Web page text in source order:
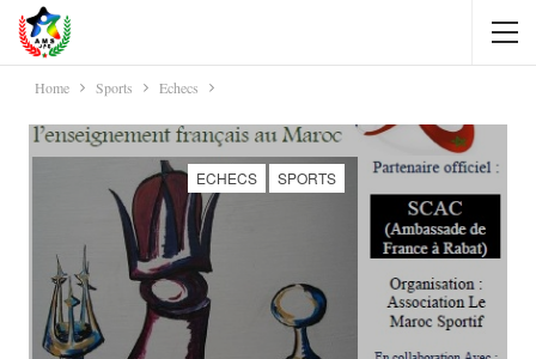
Home Sports Echecs
ECHECS SPORTS